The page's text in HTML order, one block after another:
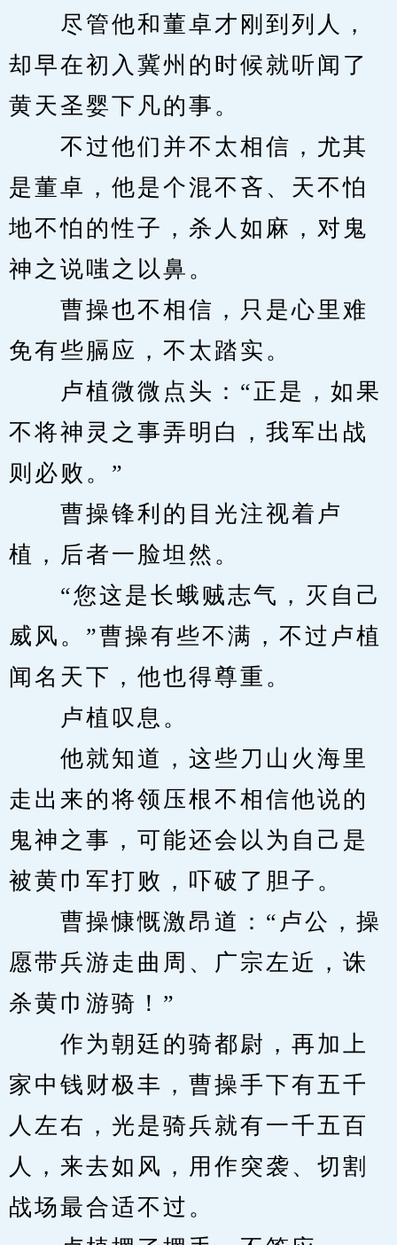
尽管他和董卓才刚到列人，
却早在初入冀州的时候就听闻了
黄天圣婴下凡的事。
不过他们并不太相信，尤其
是董卓，他是个混不吝、天不怕
地不怕的性子，杀人如麻，对鬼
神之说嗤之以鼻。
曹操也不相信，只是心里难
免有些膈应，不太踏实。
卢植微微点头：“正是，如果
不将神灵之事弄明白，我军出战
则必败。”
曹操锋利的目光注视着卢
植，后者一脸坦然。
“您这是长蛾贼志气，灭自己
威风。”曹操有些不满，不过卢植
闻名天下，他也得尊重。
卢植叹息。
他就知道，这些刀山火海里
走出来的将领压根不相信他说的
鬼神之事，可能还会以为自己是
被黄巾军打败，吓破了胆子。
曹操慷慨激昂道：“卢公，操
愿带兵游走曲周、广宗左近，诛
杀黄巾游骑！”
作为朝廷的骑都尉，再加上
家中钱财极丰，曹操手下有五千
人左右，光是骑兵就有一千五百
人，来去如风，用作突袭、切割
战场最合适不过。